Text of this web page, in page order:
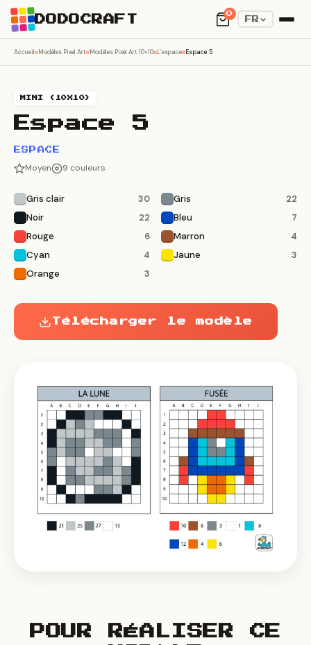
DODOCRAFT
0
FR
Accueil Modèles Pixel Art Modèles Pixel Art 10×10 L’espace Espace 5
MINI (10X10)
Espace 5
ESPACE
Moyen 9 couleurs
Gris clair 30 Gris 22
Noir 22 Bleu 7
Rouge 6 Marron 4
Cyan 4 Jaune 3
Orange 3
Télécharger le modèle
POUR RÉALISER CE